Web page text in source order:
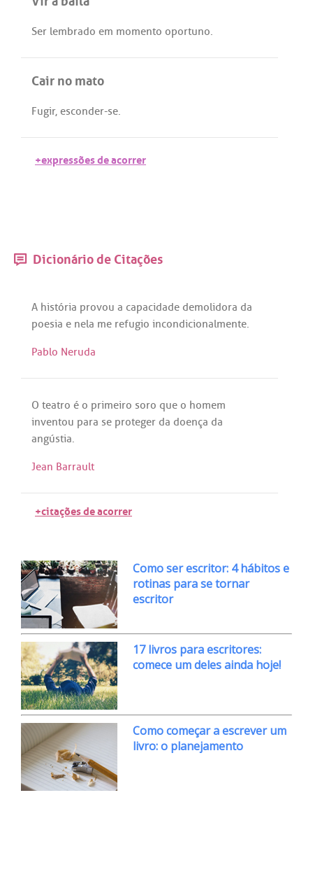
Ser lembrado em momento oportuno.
Cair no mato
Fugir, esconder-se.
+expressões de acorrer
Dicionário de Citações
A história provou a capacidade demolidora da
poesia e nela me refugio incondicionalmente.
Pablo Neruda
O teatro é o primeiro soro que o homem
inventou para se proteger da doença da
angústia.
Jean Barrault
+citações de acorrer
Como ser escritor: 4 hábitos e
rotinas para se tornar
escritor
17 livros para escritores:
comece um deles ainda hoje!
Como começar a escrever um
livro: o planejamento